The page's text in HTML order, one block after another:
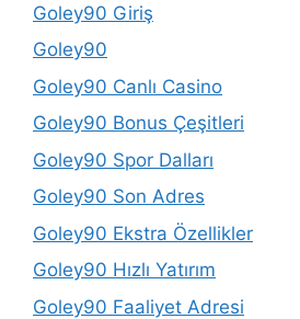
Goley90 Giriş
Goley90
Goley90 Canlı Casino
Goley90 Bonus Çeşitleri
Goley90 Spor Dalları
Goley90 Son Adres
Goley90 Ekstra Özellikler
Goley90 Hızlı Yatırım
Goley90 Faaliyet Adresi